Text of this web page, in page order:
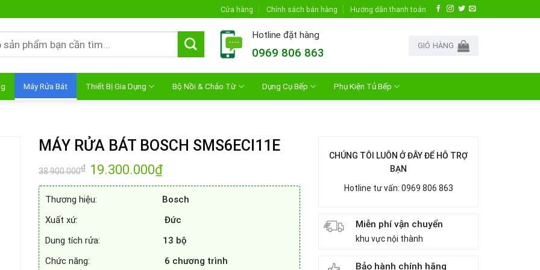
Cửa hàng Chính sách bán hàng Hướng dẫn thanh toán
Hotline đặt hàng
0969 806 863
GIỎ HÀNG
Máy Rửa Bát Thiết Bị Gia Dụng Bộ Nồi & Chảo Từ Dụng Cụ Bếp Phụ Kiện Tủ Bếp
MÁY RỬA BÁT BOSCH SMS6ECI11E
38.900.000₫ Giá
gốc
là:
19.300.000₫Giá
hiện
tại
19.300.000₫.
Thương hiệu: Bosch
Xuất xứ: Đức
Dung tích rửa: 13 bộ
Chức năng: 6 chương trình
CHÚNG TÔI LUÔN Ở ĐÂY ĐỂ HỖ TRỢ
BẠN
Hotline tư vấn: 0969 806 863
Miễn phí vận chuyển
khu vực nội thành
Bảo hành chính hãng